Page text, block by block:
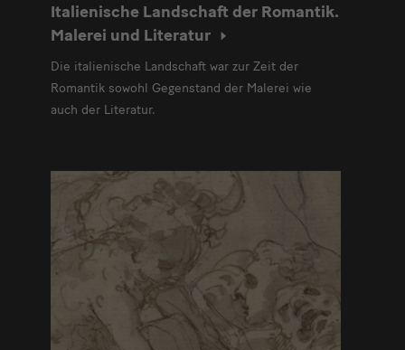
Italienische Landschaft der Romantik.
Malerei und Literatur
Die italienische Landschaft war zur Zeit der
Romantik sowohl Gegenstand der Malerei wie
auch der Literatur.